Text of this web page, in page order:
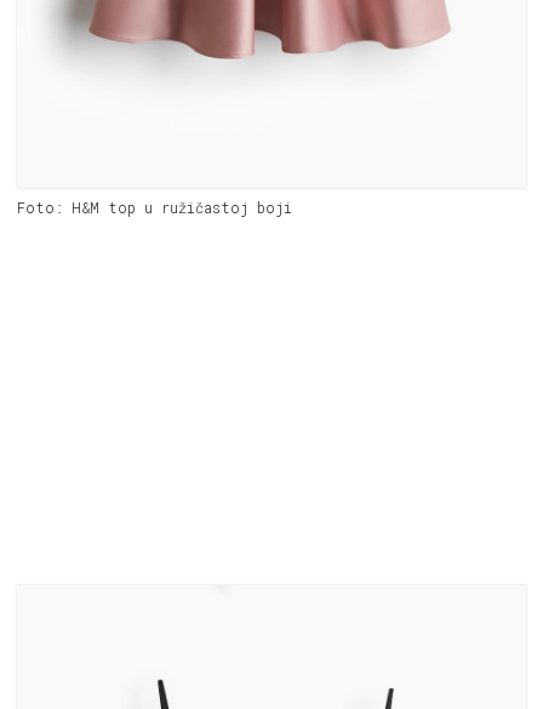
Foto: H&M top u ružičastoj boji